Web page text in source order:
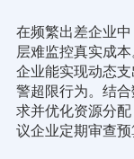
在频繁出差企业
层难监控真实成
企业能实现动态
警超限行为。结
求并优化资源分
议企业定期审查预